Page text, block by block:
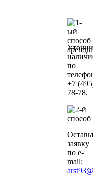
по
+7
78-78.
заявку
по e-
mail: